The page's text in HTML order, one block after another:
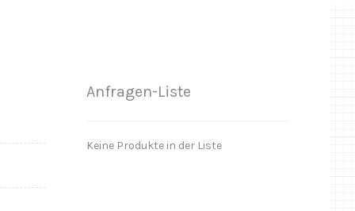
Anfragen-Liste
Keine Produkte in der Liste